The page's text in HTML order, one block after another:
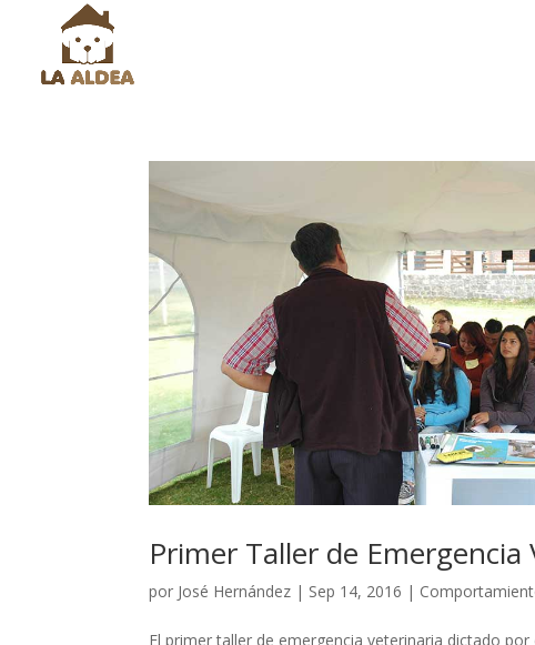
Primer Taller de Emergencia
por José Hernández | Sep 14, 2016 |
El primer taller de emergencia veterinaria dictado